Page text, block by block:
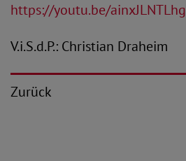
https://youtu.be/ainxJLNTLhg
V.i.S.d.P.: Christian Draheim
Zurück